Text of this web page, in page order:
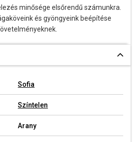
minősége elsőrendű számunkra.
és gyöngyeink beépítése
Sofia
Színtelen
Arany